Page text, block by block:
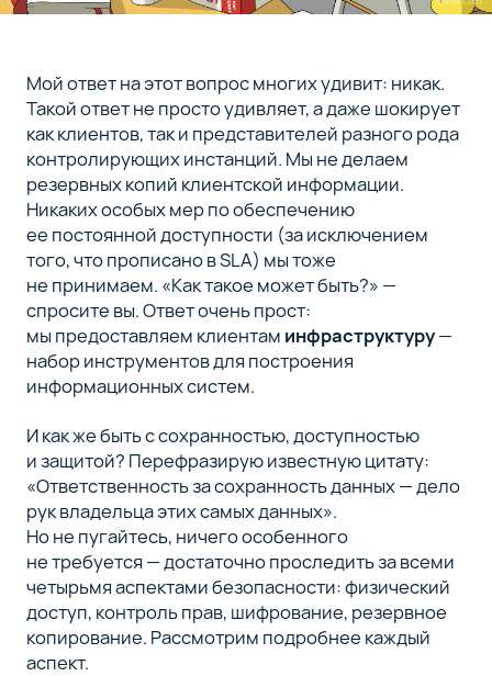
Мой ответ на этот вопрос многих удивит: никак.
Такой ответ не просто удивляет, а даже шокирует
как клиентов, так и представителей разного рода
контролирующих инстанций. Мы не делаем
резервных копий клиентской информации.
Никаких особых мер по обеспечению
ее постоянной доступноcти (за исключением
того, что прописано в SLA) мы тоже
не принимаем. «Как такое может быть?» —
спросите вы. Ответ очень прост:
мы предоставляем клиентам инфраструктуру—
набор инструментов для построения
информационных систем.
И как же быть с сохранностью, доступностью
и защитой? Перефразирую известную цитату:
«Ответственность за сохранность данных — дело
рук владельца этих самых данных».
Но не пугайтесь, ничего особенного
не требуется — достаточно проследить за всеми
четырьмя аспектами безопасности: физический
доступ, контроль прав, шифрование, резервное
копирование. Рассмотрим подробнее каждый
аспект.